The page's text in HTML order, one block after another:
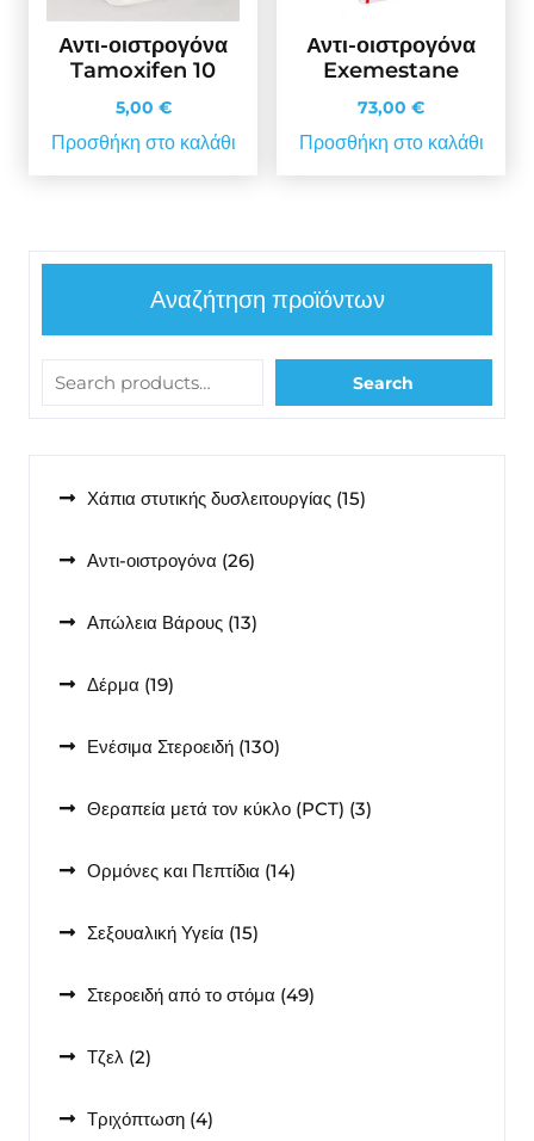
Αντι-οιστρογόνα
Tamoxifen 10
5,00 €
Προσθήκη στο καλάθι
Αντι-οιστρογόνα
Exemestane
73,00 €
Προσθήκη στο καλάθι
Αναζήτηση προϊόντων
Search
Χάπια στυτικής δυσλειτουργίας 1515
Αντι-οιστρογόνα 2626
Απώλεια Βάρους 1313
Δέρμα 1919
Ενέσιμα Στεροειδή 130130
Θεραπεία μετά τον κύκλο (PCT) 33
Ορμόνες και Πεπτίδια 1414
Σεξουαλική Υγεία 1515
Στεροειδή από το στόμα 4949
Τζελ 22
Τριχόπτωση 44